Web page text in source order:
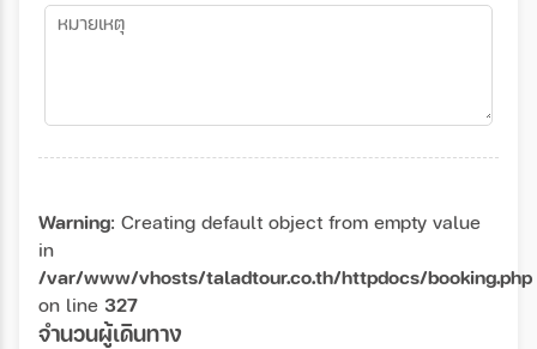
Warning: Creating default object from empty value
in
/var/www/vhosts/taladtour.co.th/httpdocs/booking.php
on line 327
จำนวนผู้เดินทาง